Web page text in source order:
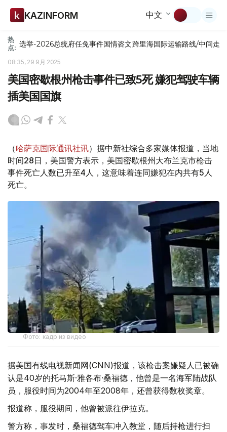
KAZINFORM 中文
热
点: 选举-2026总统府任免事件国情咨文跨里海国际运输路线/中间走廊
08:35, 29 9月 2025
美国密歇根州枪击事件已致5死 嫌犯驾驶车辆
插美国国旗
（哈萨克国际通讯社讯）据中新社综合多家媒体报道，当地
时间28日，美国警方表示，美国密歇根州大布兰克市枪击
事件死亡人数已升至4人，这意味着连同嫌犯在内共有5人
死亡。
Фото: кадр из видео
据美国有线电视新闻网(CNN)报道，该枪击案嫌疑人已被确
认是40岁的托马斯·雅各布·桑福德，他曾是一名海军陆战队
员，服役时间为2004年至2008年，还曾获得数枚奖章。
报道称，服役期间，他曾被派往伊拉克。
警方称，事发时，桑福德驾车冲入教堂，随后持枪进行扫